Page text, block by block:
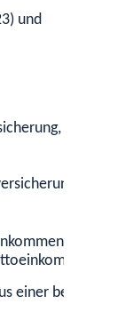
und
und
über
einer beruflichen